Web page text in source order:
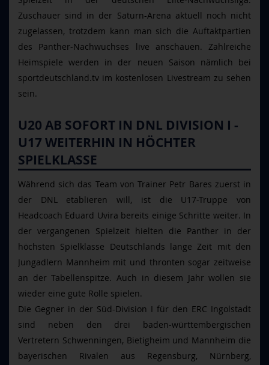
Zuschauer sind in der Saturn-Arena aktuell noch nicht
zugelassen, trotzdem kann man sich die Auftaktpartien
des Panther-Nachwuchses live anschauen. Zahlreiche
Heimspiele werden in der neuen Saison nämlich bei
sportdeutschland.tv im kostenlosen Livestream zu sehen
sein.
U20 AB SOFORT IN DNL DIVISION I -
U17 WEITERHIN IN HÖCHTER
SPIELKLASSE
Während sich das Team von Trainer Petr Bares zuerst in
der DNL etablieren will, ist die U17-Truppe von
Headcoach Eduard Uvira bereits einige Schritte weiter. In
der vergangenen Spielzeit hielten die Panther in der
höchsten Spielklasse Deutschlands lange Zeit mit den
Jungadlern Mannheim mit und thronten sogar zeitweise
an der Tabellenspitze. Auch in diesem Jahr wollen sie
wieder eine gute Rolle spielen.
Die Gegner in der Süd-Division I für den ERC Ingolstadt
sind neben den drei baden-württembergischen
Vertretern Schwenningen, Bietigheim und Mannheim die
bayerischen Rivalen aus Regensburg, Nürnberg,